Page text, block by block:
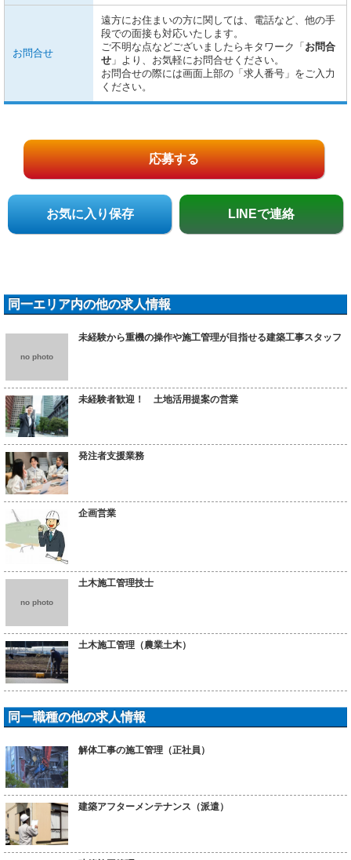
お問合せ
遠方にお住まいの方に関しては、電話など、他の手
段での面接も対応いたします。
ご不明な点などございましたらキタワーク「 お問合
せ 」より、お気軽にお問合せください。
お問合せの際には画面上部の「求人番号」をご入力
ください。
応募する
お気に入り保存 LINEで連絡
同一エリア内の他の求人情報
no photo
未経験から重機の操作や施工管理が目指せる建築工事スタッフ
未経験者歓迎！ 土地活用提案の営業
発注者支援業務
企画営業
no photo
土木施工管理技士
土木施工管理（農業土木）
同一職種の他の求人情報
解体工事の施工管理（正社員）
建築アフターメンテナンス（派遣）